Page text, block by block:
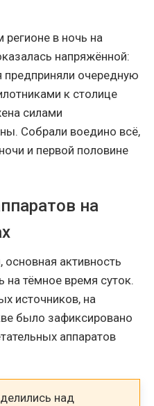
в ночь на
напряжённой:
предприняли очередную
к столице
силами
Собрали воедино всё,
и первой половине
на
активность
тёмное время суток.
источников, на
было зафиксировано
аппаратов
над